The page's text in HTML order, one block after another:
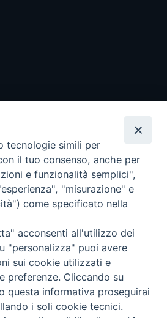
- Tutti i diritti riservati - Vita
Torna
tecnologie simili per
il tuo consenso, anche per
e funzionalità semplici",
"misurazione" e
come specificato nella
acconsenti all'utilizzo dei
"personalizza" puoi avere
sui cookie utilizzati e
preferenze. Cliccando su
questa informativa proseguirai
i soli cookie tecnici.